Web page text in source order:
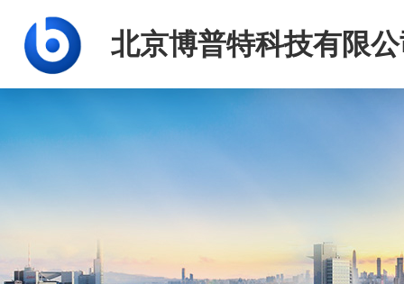
北京博普特科技有限